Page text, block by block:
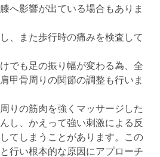
へ影響が出ている場合もありま
、また歩行時の痛みを検査して
でも足の振り幅が変わる為、全
甲骨周りの関節の調整も行いま
りの筋肉を強くマッサージした
し、かえって強い刺激による反
てしまうことがあります。この
行い根本的な原因にアプローチ